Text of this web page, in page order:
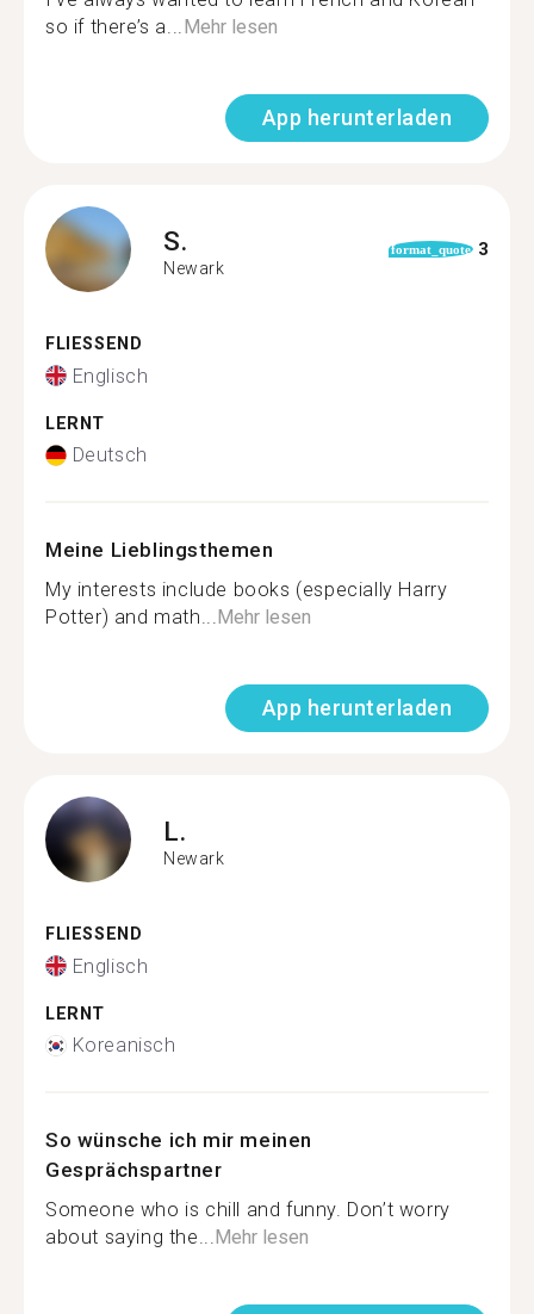
so if there’s a...Mehr lesen
App herunterladen
S.
Newark
format_quote 3
FLIESSEND
Englisch
LERNT
Deutsch
Meine Lieblingsthemen
My interests include books (especially Harry
Potter) and math...Mehr lesen
App herunterladen
L.
Newark
FLIESSEND
Englisch
LERNT
Koreanisch
So wünsche ich mir meinen
Gesprächspartner
Someone who is chill and funny. Don’t worry
about saying the...Mehr lesen